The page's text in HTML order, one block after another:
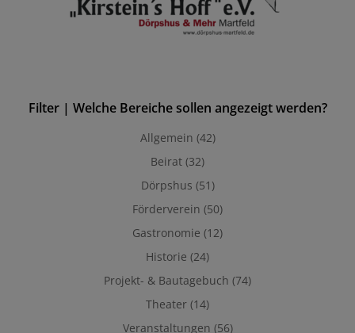
Filter | Welche Bereiche sollen angezeigt werden?
Allgemein (42)
Beirat (32)
Dörpshus (51)
Förderverein (50)
Gastronomie (12)
Historie (24)
Projekt- & Bautagebuch (74)
Theater (14)
Veranstaltungen (56)